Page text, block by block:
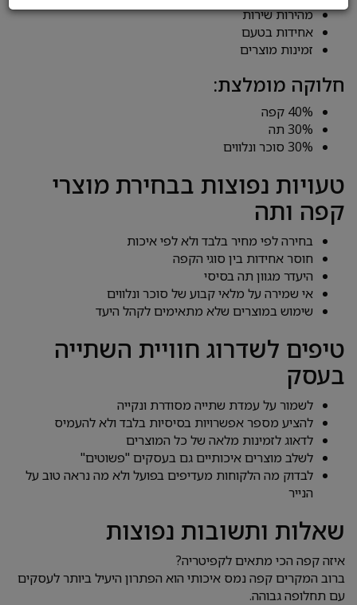
מהירות שירות
אחידות בטעם
זמינות מוצרים
חלוקה מומלצת:
40% קפה
30% תה
30% סוכר ונלווים
טעויות נפוצות בבחירת מוצרי
קפה ותה
בחירה לפי מחיר בלבד ולא לפי איכות
חוסר אחידות בין סוגי הקפה
היעדר מגוון תה בסיסי
אי שמירה על מלאי קבוע של סוכר ונלווים
שימוש במוצרים שלא מתאימים לקהל היעד
טיפים לשדרוג חוויית השתייה
בעסק
לשמור על עמדת שתייה מסודרת ונקייה
להציע מספר אפשרויות בסיסיות בלבד ולא להעמיס
לדאוג לזמינות מלאה של כל המוצרים
לשלב מוצרים איכותיים גם בעסקים "פשוטים"
לבדוק מה הלקוחות מעדיפים בפועל ולא מה נראה טוב על
הנייר
שאלות ותשובות נפוצות
איזה קפה הכי מתאים לקפיטריה?
ברוב המקרים קפה נמס איכותי הוא הפתרון היעיל ביותר לעסקים
עם תחלופה גבוהה.